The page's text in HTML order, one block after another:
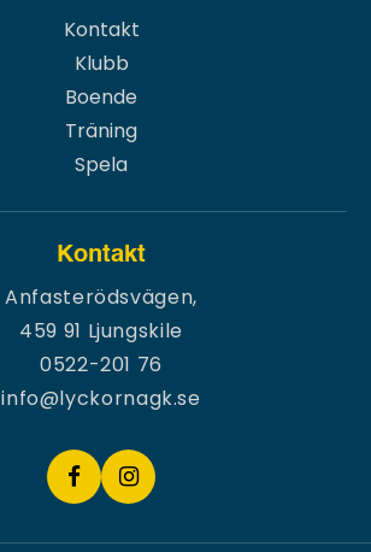
Kontakt
Klubb
Boende
Träning
Spela
Kontakt
Anfasterödsvägen,
459 91 Ljungskile
0522-201 76
info@lyckornagk.se